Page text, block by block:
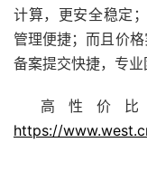
计算，更安全稳定
管理便捷；而且价
备案提交快捷，专业
高性价
https://